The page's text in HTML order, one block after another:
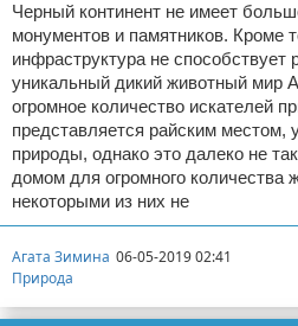
Черный континент не имеет
монументов и памятников. Кроме
инфраструктура не
уникальный дикий животный мир
огромное количество искателей
представляется райским местом,
природы, однако это далеко не
домом для огромного количества
некоторыми из них не
Агата Зимина 06-05-2019 02:41
Природа